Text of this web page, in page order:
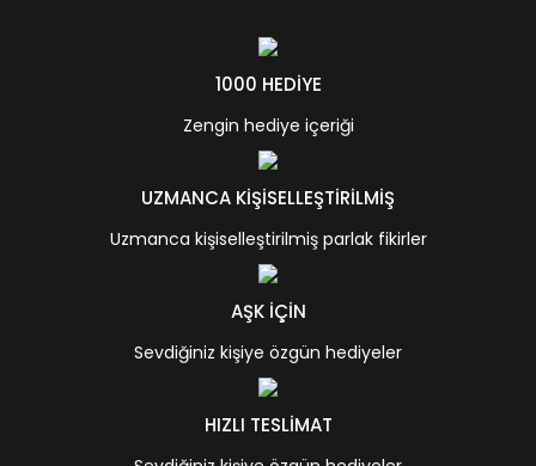
1000 HEDİYE
Zengin hediye içeriği
UZMANCA KİŞİSELLEŞTİRİLMİŞ
Uzmanca kişiselleştirilmiş parlak fikirler
AŞK İÇİN
Sevdiğiniz kişiye özgün hediyeler
HIZLI TESLİMAT